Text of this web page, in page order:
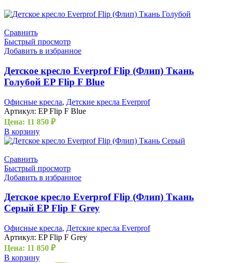
Сравнить
Быстрый просмотр
Добавить в избранное
Детское кресло Everprof Flip (Флип) Ткань
Голубой EP Flip F Blue
Офисные кресла, Детские кресла Everprof
Артикул: EP Flip F Blue
Цена: 11 850 ₽
В корзину
Сравнить
Быстрый просмотр
Добавить в избранное
Детское кресло Everprof Flip (Флип) Ткань
Серый EP Flip F Grey
Офисные кресла, Детские кресла Everprof
Артикул: EP Flip F Grey
Цена: 11 850 ₽
В корзину